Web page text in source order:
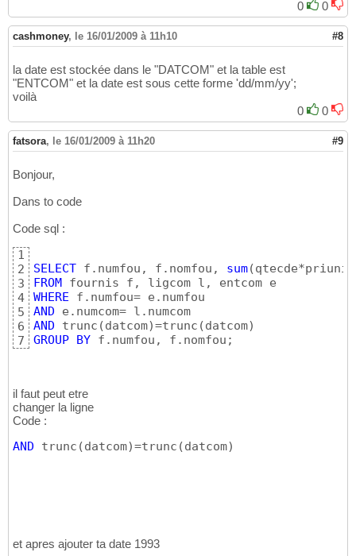
0 0
cashmoney, le 16/01/2009 à 11h10 #8
la date est stockée dans le "DATCOM" et la table est
"ENTCOM" et la date est sous cette forme 'dd/mm/yy';
voilà
0
0
fatsora, le 16/01/2009 à 11h20 #9
Bonjour,
Dans to code
Code sql :
1
2
3
4
5
6
7
SELECT f.numfou, f.nomfou, sum(qtecde*priuni*
FROM
WHERE
AND
AND trunc (datcom)=trunc (datcom)
GROUP
BY f.numfou, f.nomfou;
il faut peut etre
changer la ligne
Code :
AND trunc (datcom)=trunc (datcom)
et apres ajouter ta date 1993